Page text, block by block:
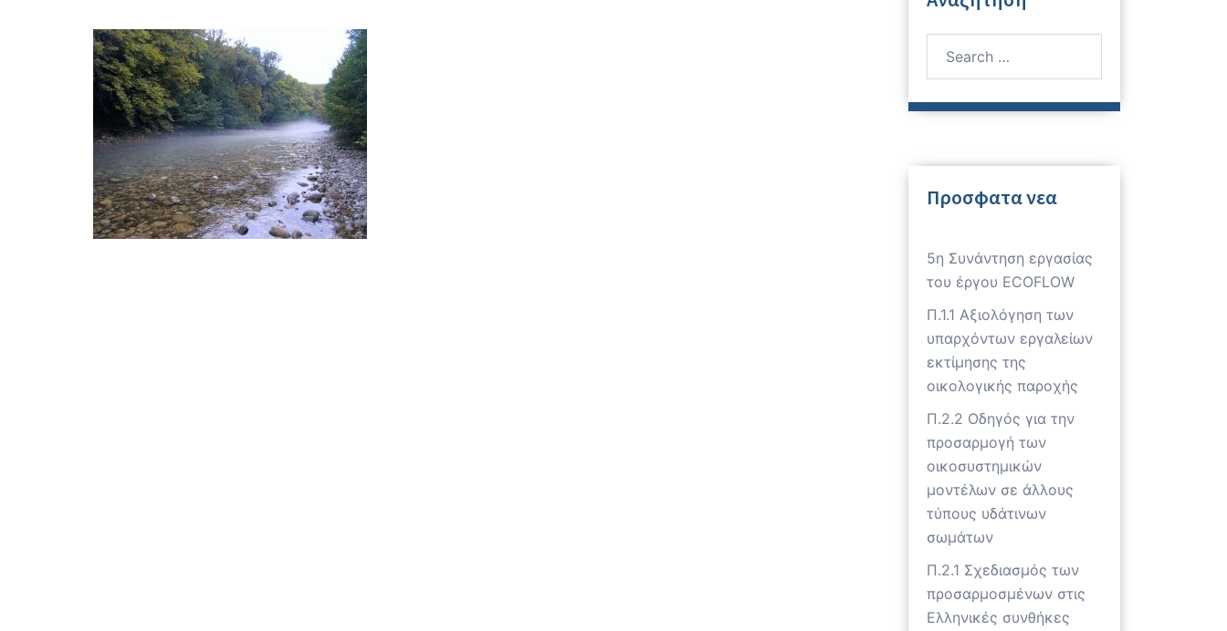
Προσφατα νεα
5η Συνάντηση εργασίας
του έργου ECOFLOW
Π.1.1 Αξιολόγηση των
υπαρχόντων εργαλείων
εκτίμησης της
οικολογικής παροχής
Π.2.2 Οδηγός για την
προσαρμογή των
οικοσυστημικών
μοντέλων σε άλλους
τύπους υδάτινων
σωμάτων
Π.2.1 Σχεδιασμός των
προσαρμοσμένων στις
Ελληνικές συνθήκες